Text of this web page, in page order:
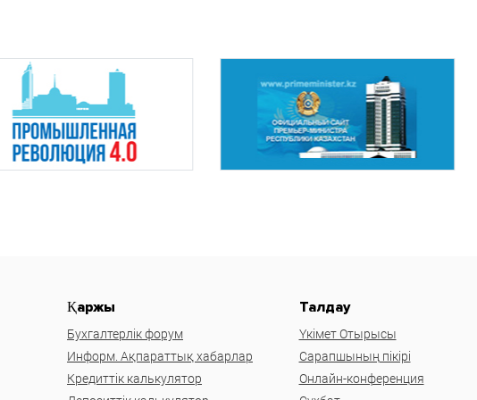
Қаржы
Бухгалтерлік форум
Информ. Ақпараттық хабарлар
Кредиттік калькулятор
Талдау
Үкімет Отырысы
Сарапшының пікірі
Онлайн-конференция